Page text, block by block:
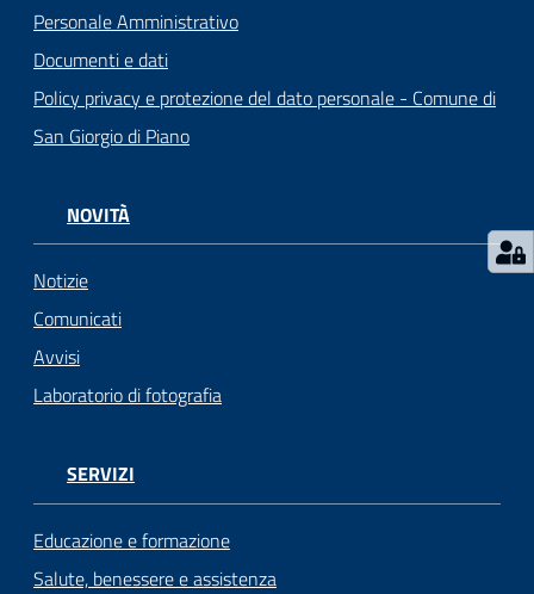
n
e
Tutti
argomenti...
Seguici
su
Personale Amministrativo
Documenti e dati
Policy privacy e protezione del dato personale - Comune di
San Giorgio di Piano
NOVITÀ
Notizie
Comunicati
Avvisi
Laboratorio di fotografia
SERVIZI
Educazione e formazione
Salute, benessere e assistenza